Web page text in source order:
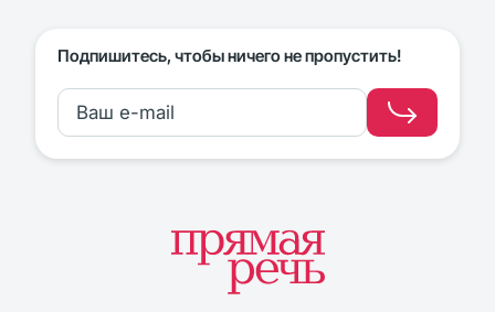
Подпишитесь, чтобы ничего не пропустить!